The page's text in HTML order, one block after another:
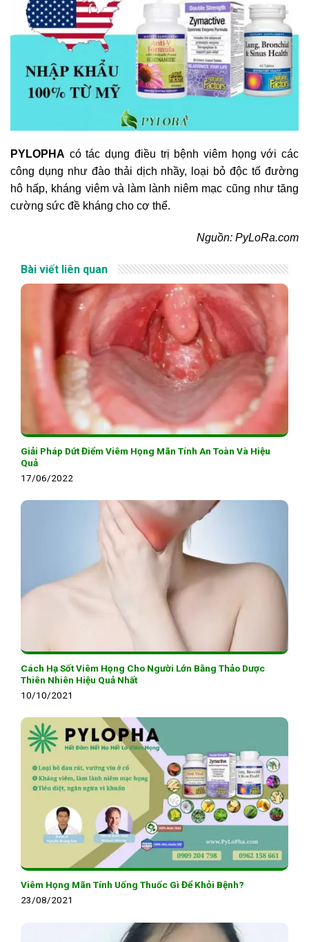
PYLOPHA có tác dụng điều trị bệnh viêm họng với các
công dụng như đào thải dịch nhầy, loại bỏ độc tố đường
hô hấp, kháng viêm và làm lành niêm mạc cũng như tăng
cường sức đề kháng cho cơ thể.
Nguồn: PyLoRa.com
Bài viết liên quan
Giải Pháp Dứt Điểm Viêm Họng Mãn Tính An Toàn Và Hiệu
Quả
17/06/2022
Cách Hạ Sốt Viêm Họng Cho Người Lớn Bằng Thảo Dược
Thiên Nhiên Hiệu Quả Nhất
10/10/2021
Viêm Họng Mãn Tính Uống Thuốc Gì Để Khỏi Bệnh?
23/08/2021